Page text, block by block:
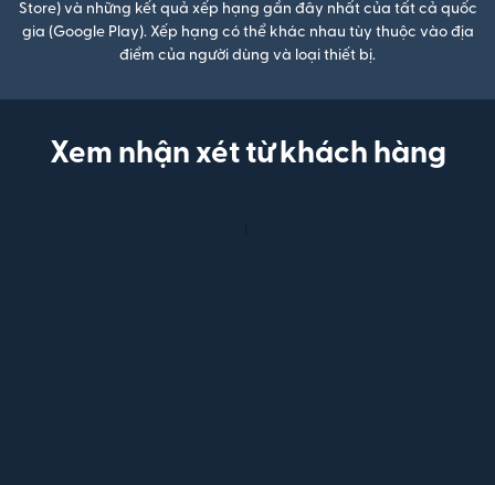
Store) và những kết quả xếp hạng gần đây nhất của tất cả quốc
gia (Google Play). Xếp hạng có thể khác nhau tùy thuộc vào địa
điểm của người dùng và loại thiết bị.
Xem nhận xét từ khách hàng